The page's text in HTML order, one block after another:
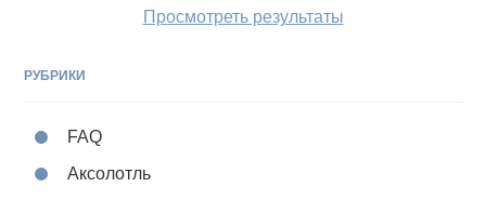
Просмотреть результаты
РУБРИКИ
FAQ
Аксолотль